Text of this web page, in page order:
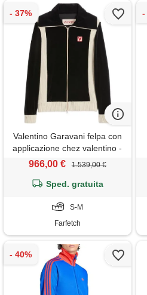
Valentino Garavani felpa con
applicazione chez valentino -
nero
966,00 € 1.539,00 €
Sped. gratuita
S-M
Farfetch